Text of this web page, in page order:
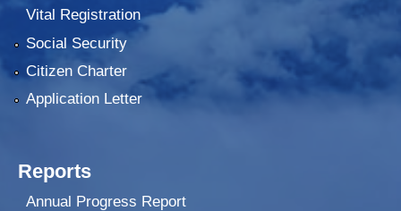
Vital Registration
Social Security
Citizen Charter
Application Letter
Reports
Annual Progress Report